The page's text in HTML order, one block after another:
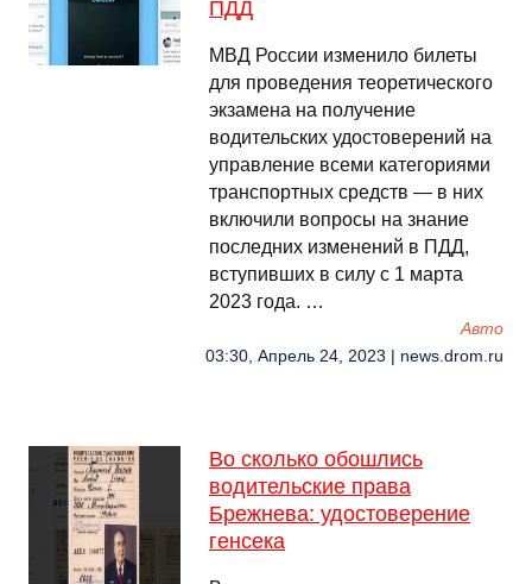
ПДД
МВД России изменило билеты
для проведения теоретического
экзамена на получение
водительских удостоверений на
управление всеми категориями
транспортных средств — в них
включили вопросы на знание
последних изменений в ПДД,
вступивших в силу с 1 марта
2023 года. …
Авто
03:30, Апрель 24, 2023 | news.drom.ru
Во сколько обошлись
водительские права
Брежнева: удостоверение
генсека